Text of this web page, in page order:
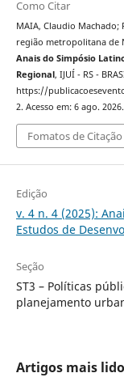
Como Citar
MAIA, Claudio Machado;
região metropolitana de
Anais do Simpósio
Regional, IJUÍ - RS -
https://
2. Acesso em: 6 ago. 2026.
Fomatos de Citação
Edição
v. 4 n. 4 (2025):
Estudos de
Seção
ST3 – Políticas
planejamento
Artigos mais